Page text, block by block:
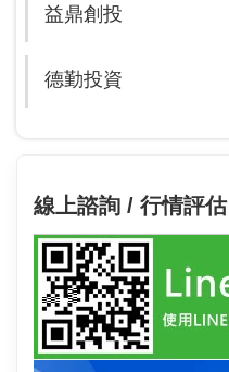
益鼎創投
德勤投資
線上諮詢 / 行情評估